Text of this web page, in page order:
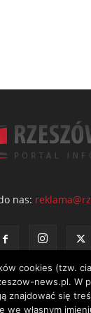
nas:
cookies (tzw.
news.pl. W
znajdować się
we własnym